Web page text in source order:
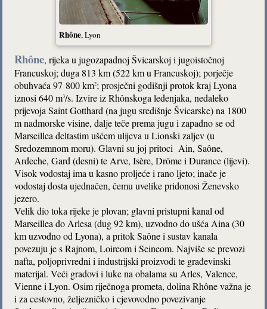
Rhône, Lyon
Rhône, rijeka u jugozapadnoj Švicarskoj i jugoistočnoj
Francuskoj; duga 813 km (522 km u Francuskoj); porječje
obuhvaća 97 800 km2; prosječni godišnji protok kraj Lyona
iznosi 640 m3/s. Izvire iz Rhônskoga ledenjaka, nedaleko
prijevoja Saint Gotthard (na jugu središnje Švicarske) na 1800
m nadmorske visine, dalje teče prema jugu izapadno se od
Marseilleadeltastim ušćemulijevau Lionski zaljev (u
Sredozemnom moru). Glavni su joj pritoci Ain, Saône,
Ardeche, Gard (desni) te Arve, Isère, Drôme i Durance (lijevi).
Visok vodostaj ima u kasno proljeće i rano ljeto; inače je
vodostaj dosta ujednačen, čemu uvelike pridonosi Ženevsko
jezero.
Velik dio toka rijeke je plovan; glavni pristupni kanal od
Marseillea do Arlesa (dug 92 km), uzvodno do ušća Aina (30
km uzvodno od Lyona), a pritok Saône i sustav kanala
povezuju je s Rajnom, Loireom i Seineom. Najviše se prevozi
nafta, poljoprivredni i industrijski proizvodi te građevinski
materijal. Veći gradovi i luke na obalama su Arles, Valence,
Vienne i Lyon. Osim riječnoga prometa, dolina Rhône važna je
i za cestovno, željezničko i cjevovodno povezivanje